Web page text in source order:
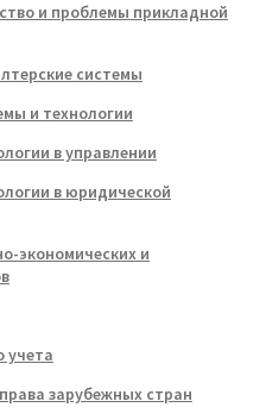
и проблемы прикладной
системы
и технологии
в управлении
в юридической
экономических и
учета
зарубежных стран